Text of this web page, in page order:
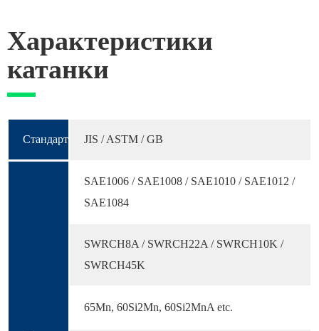
Характеристики
катанки
Стандарт JIS / ASTM / GB
SAE1006 / SAE1008 / SAE1010 / SAE1012 /
SAE1084
SWRCH8A / SWRCH22A / SWRCH10K /
SWRCH45K
65Mn, 60Si2Mn, 60Si2MnA etc.